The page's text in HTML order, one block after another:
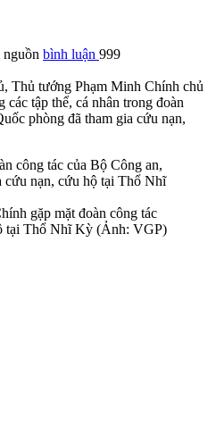
nguồn bình luận 999
Thủ tướng Phạm Minh Chính chủ
tập thể, cá nhân trong đoàn
phòng đã tham gia cứu nạn,
gặp mặt đoàn công tác
tại Thổ Nhĩ Kỳ (Ảnh: VGP)